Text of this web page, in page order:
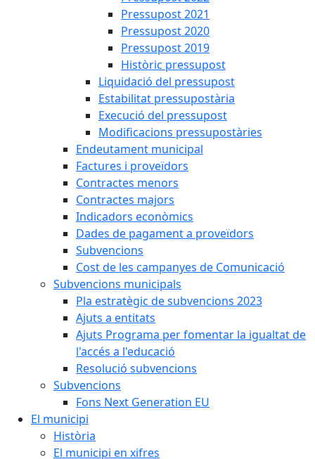
Pressupost 2021
Pressupost 2020
Pressupost 2019
Històric pressupost
Liquidació del pressupost
Estabilitat pressupostària
Execució del pressupost
Modificacions pressupostàries
Endeutament municipal
Factures i proveïdors
Contractes menors
Contractes majors
Indicadors econòmics
Dades de pagament a proveïdors
Subvencions
Cost de les campanyes de Comunicació
Subvencions municipals
Pla estratègic de subvencions 2023
Ajuts a entitats
Ajuts Programa per fomentar la igualtat de
l'accés a l'educació
Resolució subvencions
Subvencions
Fons Next Generation EU
El municipi
Història
El municipi en xifres